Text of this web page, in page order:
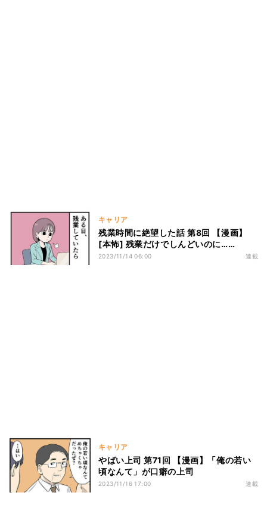
キャリア
残業時間に絶望した話 第8回 【漫画】
[本怖] 残業だけでしんどいのに……
2023/11/14 06:00 連載
キャリア
やばい上司 第71回 【漫画】「俺の若い
頃なんて」が口癖の上司
2023/11/16 17:00 連載